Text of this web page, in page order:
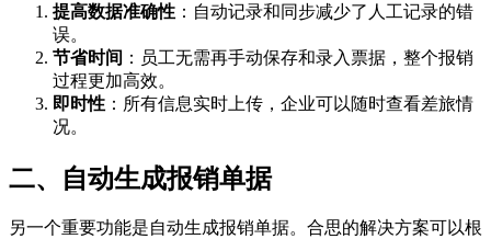
提高数据准确性 ：自动记录和同步减少了人工记录的错
误。
节省时间 ：员工无需再手动保存和录入票据，整个报销
过程更加高效。
即时性 ：所有信息实时上传，企业可以随时查看差旅情
况。
二、自动生成报销单据
另一个重要功能是自动生成报销单据。合思的解决方案可以根